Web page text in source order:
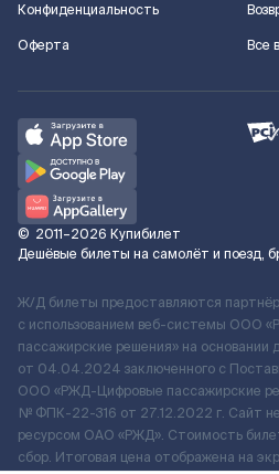
Конфиденциальность
Оферта
Все
© 2011–2026 Купибилет
Дешёвые билеты на самолёт и поезд,
Ж/Д билеты предоставляются
с использованием веб-системы ООО
пассажирские решения» на
от 04.04.2024 заключенного с
ООО «РЖД-Цифровые пассажирские
№ ФПК-22-316 от 27.12.2022 г. Сайт
ресурсом ОАО «РЖД». Стоимость
сбор. Итоговая цена отображена на